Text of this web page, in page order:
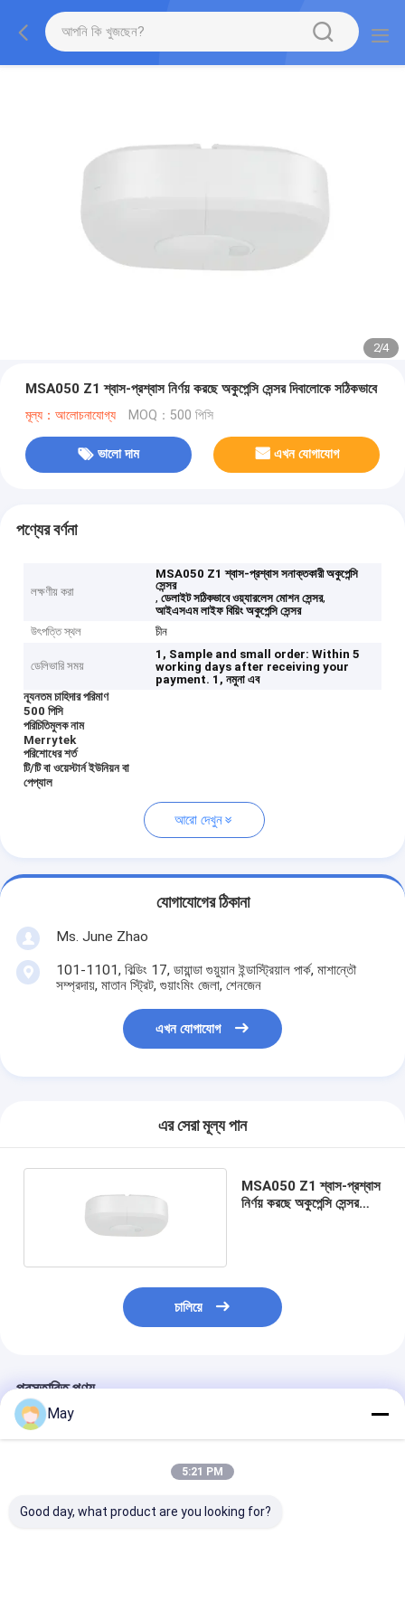
2/4
MSA050 Z1 শ্বাস-প্রশ্বাস নির্ণয় করছে অকুপেন্সি সেন্সর দিবালোকে সঠিকভাবে
মূল্য：আলোচনাযোগ্য MOQ：500 পিসি
ভালো দাম এখন যোগাযোগ
পণ্যের বর্ণনা
লক্ষণীয় করা
MSA050 Z1 শ্বাস-প্রশ্বাস সনাক্তকারী অকুপেন্সি
সেন্সর
,ডেলাইট সঠিকভাবে ওয়্যারলেস মোশন সেন্সর,
আইএসএম লাইফ বিয়িং অকুপেন্সি সেন্সর
উৎপত্তি স্থল
চীন
ডেলিভারি সময়
1, Sample and small order: Within 5
working days after receiving your
payment. 1, নমুনা এব
ন্যূনতম চাহিদার পরিমাণ
500 পিসি
পরিচিতিমুলক নাম
Merrytek
পরিশোধের শর্ত
টি/টি বা ওয়েস্টার্ন ইউনিয়ন বা
পেপ্যাল
আরো দেখুন
যোগাযোগের ঠিকানা
Ms. June Zhao
101-1101, বিল্ডিং 17, ডায়ান্ডা গুয়ুয়ান ইন্ডাস্ট্রিয়াল পার্ক, মাশান্তৌ
সম্প্রদায়, মাতান স্ট্রিট, গুয়াংমিং জেলা, শেনজেন
এখন যোগাযোগ
এর সেরা মূল্য পান
MSA050 Z1 শ্বাস-প্রশ্বাস
নির্ণয় করছে অকুপেন্সি সেন্সর
চালিয়ে
প্রস্তাবিত পণ্য
May
5:21 PM
Good day, what product are you looking for?